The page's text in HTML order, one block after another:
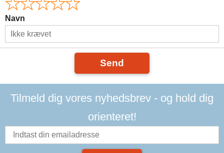
Navn
Send
Tilmeld dig vores nyhedsbrev - og hold dig
orienteret!